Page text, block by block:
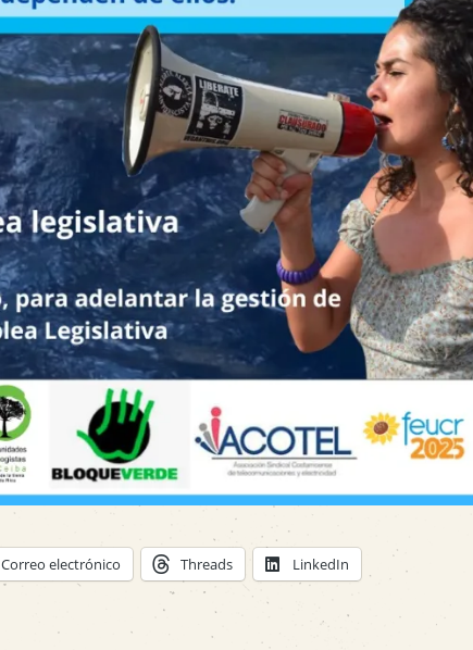
Correo electrónico Threads LinkedIn